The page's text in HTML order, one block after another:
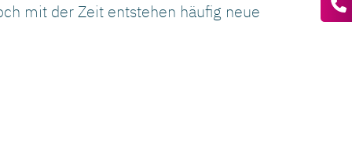
mit der Zeit entstehen häufig neue